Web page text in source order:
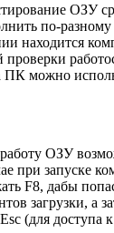
ОЗУ
по-разному
находится
можно
ОЗУ
при запуске
F8, дабы
загрузки, а
(для доступа